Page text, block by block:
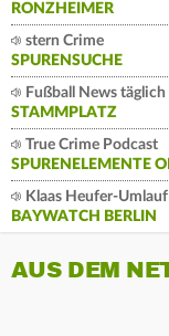
RONZHEIMER
stern Crime
SPURENSUCHE
Fußball News täglich
STAMMPLATZ
True Crime Podcast
SPURENELEMENTE
Klaas Heufer-Umlauf
BAYWATCH BERLIN
AUS DEM